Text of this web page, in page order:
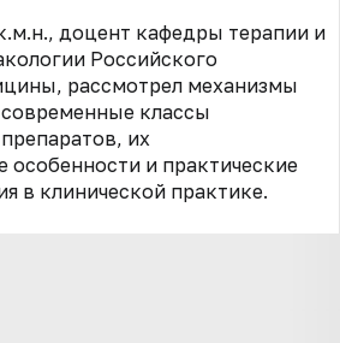
доцент кафедры терапии и
Российского
рассмотрел механизмы
классы
их
особенности и практические
в клинической практике.